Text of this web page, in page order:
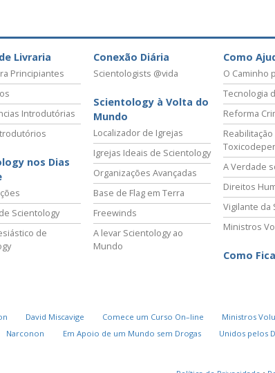
Livraria
Principiantes
Introdutórias
nos Dias
Scientology
de
Conexão Diária
Scientologists @vida
Scientology à Volta do
Mundo
Localizador de Igrejas
Igrejas Ideais de Scientology
Organizações Avançadas
Base de Flag em Terra
Freewinds
A levar Scientology ao
Mundo
Como
O Caminho
Tecnologia
Reforma
A Verdade
Direitos
Vigilante da
Ministros
Como
David Miscavige Comece um Curso On–line
Ministros
Narconon Em Apoio de um Mundo sem Drogas Unidos pelos